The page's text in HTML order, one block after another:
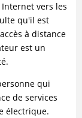
vers les
qu'il est
à distance
est un
qui
de services
électrique.